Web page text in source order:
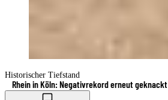
Historischer Tiefstand
Rhein in Köln: Negativrekord erneut geknackt